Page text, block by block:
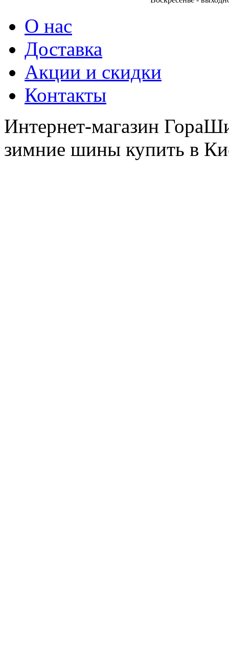
О нас
Доставка
Акции и скидки
Контакты
Интернет-магазин
зимние шины купить в